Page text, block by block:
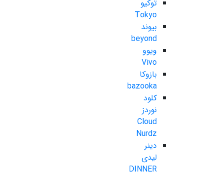
توکیو
Tokyo
بیوند
beyond
ویوو
Vivo
بازوکا
bazooka
کلود
نوردز
Cloud
Nurdz
دینر
لیدی
DINNER